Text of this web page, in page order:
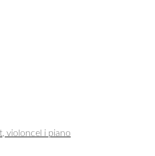
violoncel i piano